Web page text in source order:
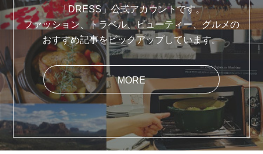
「DRESS」公式アカウントです。
ファッション、トラベル、ビューティー、グルメの
おすすめ記事をピックアップしています。
MORE